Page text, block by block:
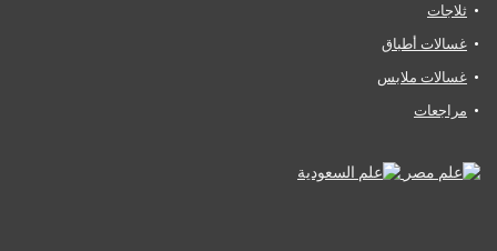
ثلاجات
غسالات أطباق
غسالات ملابس
مراجعات